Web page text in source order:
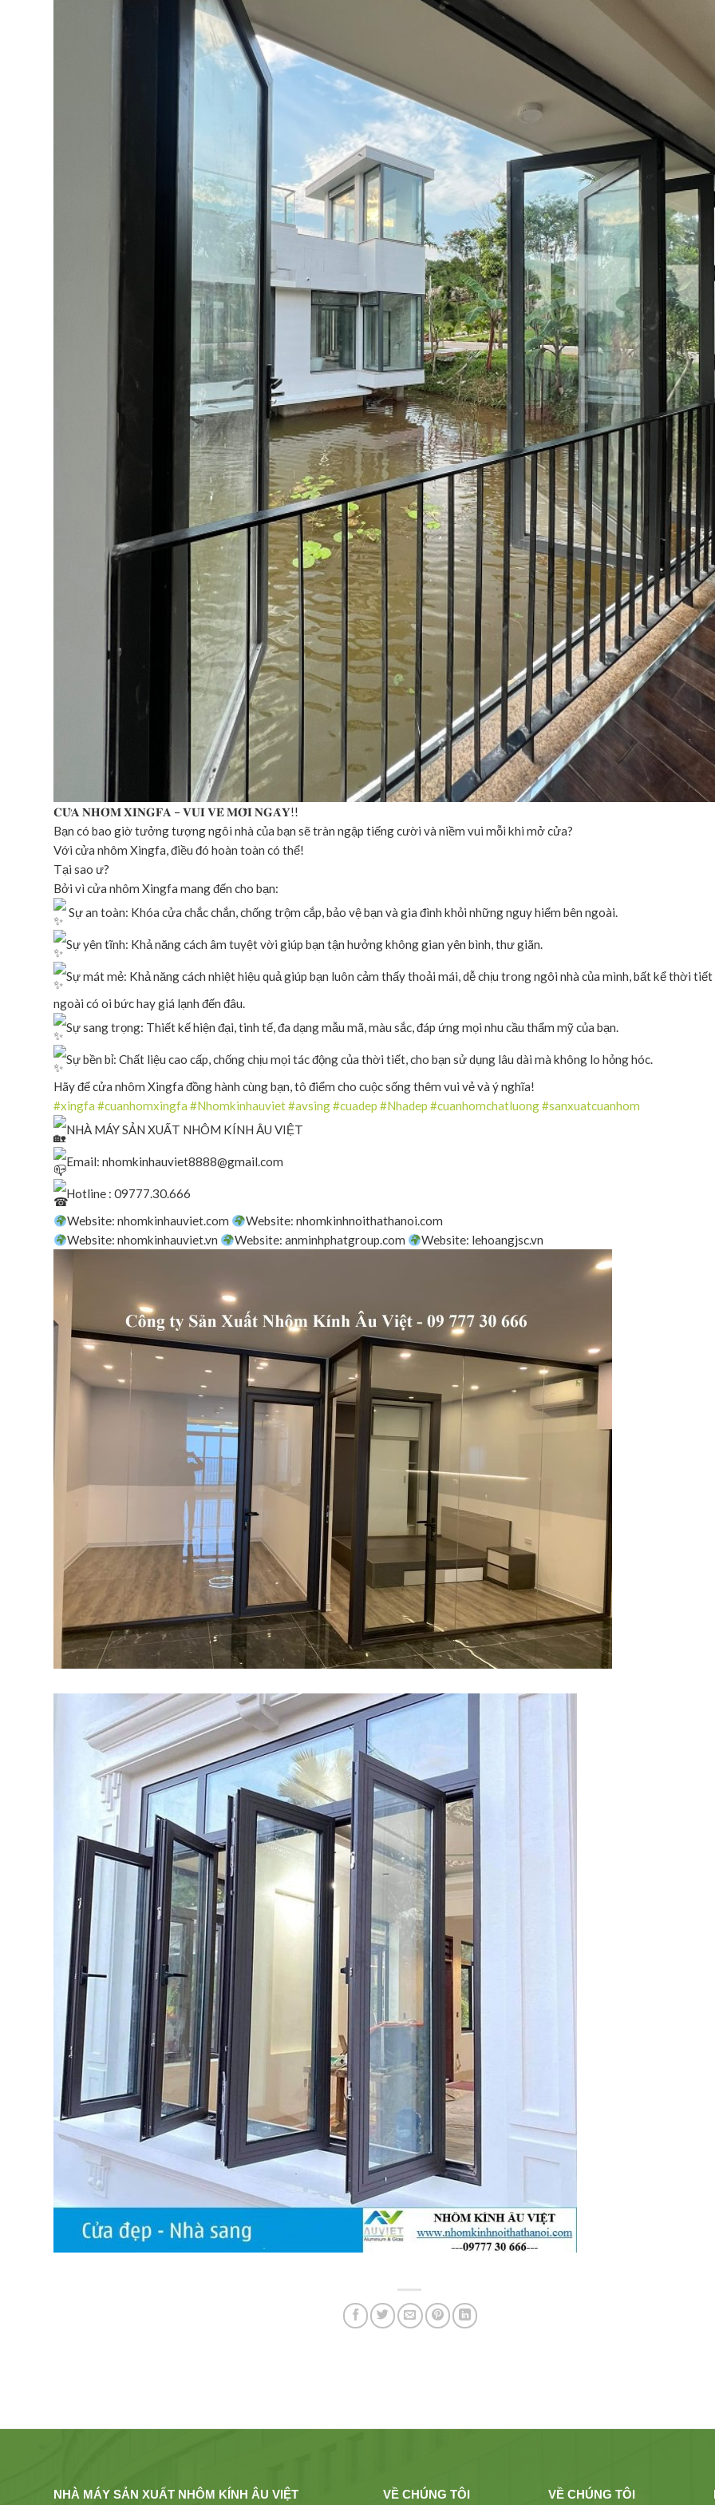
𝐂𝐔̛̉𝐀 𝐍𝐇𝐎̂𝐌 𝐗𝐈𝐍𝐆𝐅𝐀 – 𝐕𝐔𝐈 𝐕𝐄̉ 𝐌𝐎̂̃𝐈 𝐍𝐆𝐀̀𝐘!!
Bạn có bao giờ tưởng tượng ngôi nhà của bạn sẽ tràn ngập tiếng cười và niềm vui mỗi khi mở cửa?
Với cửa nhôm Xingfa, điều đó hoàn toàn có thể!
Tại sao ư?
Bởi vì cửa nhôm Xingfa mang đến cho bạn:
Sự an toàn: Khóa cửa chắc chắn, chống trộm cắp, bảo vệ bạn và gia đình khỏi những nguy hiểm bên ngoài.
Sự yên tĩnh: Khả năng cách âm tuyệt vời giúp bạn tận hưởng không gian yên bình, thư giãn.
Sự mát mẻ: Khả năng cách nhiệt hiệu quả giúp bạn luôn cảm thấy thoải mái, dễ chịu trong ngôi nhà của mình, bất kể thời tiết
ngoài có oi bức hay giá lạnh đến đâu.
Sự sang trọng: Thiết kế hiện đại, tinh tế, đa dạng mẫu mã, màu sắc, đáp ứng mọi nhu cầu thẩm mỹ của bạn.
Sự bền bỉ: Chất liệu cao cấp, chống chịu mọi tác động của thời tiết, cho bạn sử dụng lâu dài mà không lo hỏng hóc.
Hãy để cửa nhôm Xingfa đồng hành cùng bạn, tô điểm cho cuộc sống thêm vui vẻ và ý nghĩa!
#xingfa #cuanhomxingfa #Nhomkinhauviet#avsing#cuadep #Nhadep #cuanhomchatluong#sanxuatcuanhom
NHÀ MÁY SẢN XUẤT NHÔM KÍNH ÂU VIỆT
Email: nhomkinhauviet8888@gmail.com
Hotline : 09777.30.666
Website: nhomkinhauviet.com
Website: nhomkinhnoithathanoi.com
Website: nhomkinhauviet.vn
Website: anminhphatgroup.com Website: lehoangjsc.vn
NHÀ MÁY SẢN XUẤT NHÔM KÍNH ÂU VIỆT VỀ CHÚNG TÔI VỀ CHÚNG TÔI